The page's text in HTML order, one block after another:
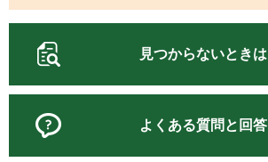
見つからないときは
よくある質問と回答